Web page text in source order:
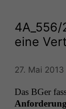
4A_556/
eine
27. Mai 2013
Das BGer